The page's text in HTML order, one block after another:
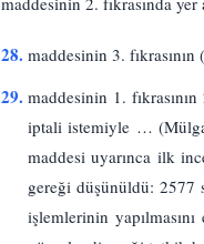
28. maddesinin 3.
29. maddesinin 1.
iptali istemiyle …
maddesi uyarınca ilk
gereği düşünüldü: 2577
işlemlerinin